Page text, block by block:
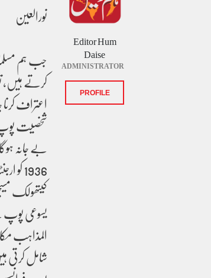
نورالعین
جب ہم
کرتے ہیں،
اعتراف
شخصیت پوپ
کیتھولک
یسوعی پوپ
المذاہب
شامل کرتی
Editor Hum
Daise
ADMINISTRATOR
PROFILE